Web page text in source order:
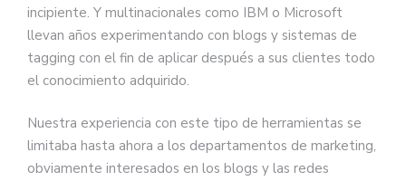
incipiente. Y multinacionales como IBM o Microsoft
llevan años experimentando con blogs y sistemas de
tagging con el fin de aplicar después a sus clientes todo
el conocimiento adquirido.
Nuestra experiencia con este tipo de herramientas se
limitaba hasta ahora a los departamentos de marketing,
obviamente interesados en los blogs y las redes